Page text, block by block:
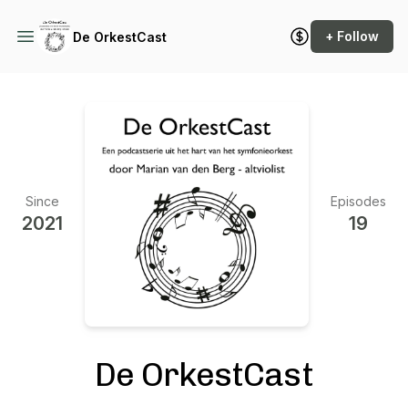
De OrkestCast + Follow
Since
2021
Episodes
19
De OrkestCast